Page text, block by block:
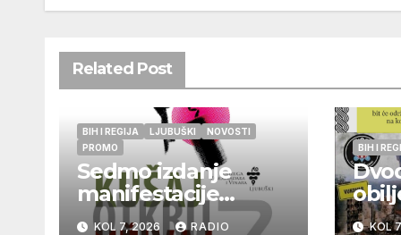
Related Post
BIH I REGIJA LJUBUŠKI
NOVOSTI
PROMO
Sedmo izdanje
manifestacije
„Kušaj ljubuška
KOL 7, 2026 RADIO
BIH I
KOL